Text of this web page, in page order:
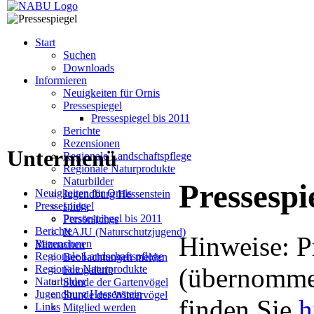
Start
Suchen
Downloads
Informieren
Neuigkeiten für Ornis
Pressespiegel
Pressespiegel bis 2011
Berichte
Rezensionen
Regionale Landschaftspflege
Regionale Naturprodukte
Naturbilder
Jugendburg Hessenstein
Links
Persönliches
NAJU (Naturschutzjugend)
Mitmachen
Beobachtungen melden
Fotogalerie
Stunde der Gartenvögel
Stunde der Wintervögel
Mitglied werden
Untermenü
Neuigkeiten für Ornis
Pressespiegel
Pressespiegel bis 2011
Berichte
Rezensionen
Regionale Landschaftspflege
Regionale Naturprodukte
Naturbilder
Jugendburg Hessenstein
Links
Hinweise: